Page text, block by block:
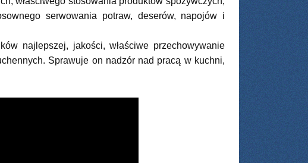
serwowania potraw, deserów, napojów i
najlepszej, jakości, właściwe przechowywanie
Sprawuje on nadzór nad pracą w kuchni,